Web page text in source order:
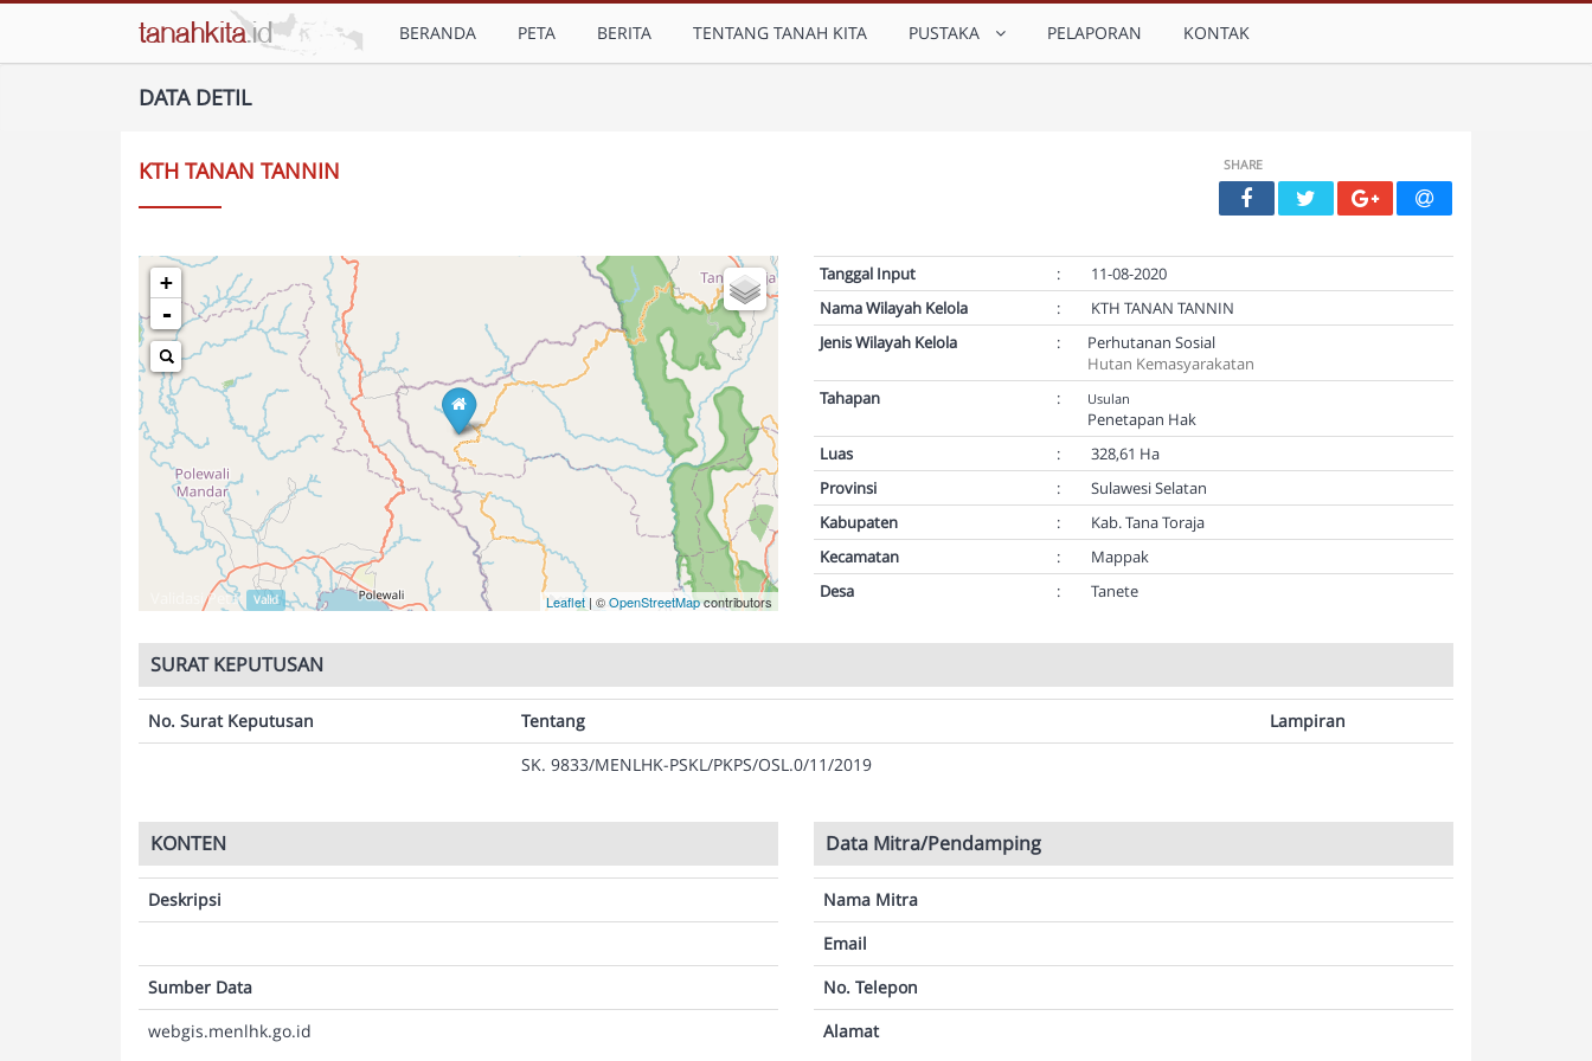
BERANDA PETA BERITA TENTANG TANAH KITA PUSTAKA PELAPORAN KONTAK
DATA DETIL
KTH TANAN TANNIN SHARE
+
-
Leaflet | ©OpenStreetMapcontributors
Validasi Peta: Valid
Tanggal Input :
11-08-2020
Nama Wilayah Kelola
:
KTH TANAN TANNIN
Jenis Wilayah Kelola
:
Perhutanan Sosial
Hutan Kemasyarakatan
Tahapan
: Usulan
Penetapan Hak
Luas
:
328,61 Ha
Provinsi
:
Sulawesi Selatan
Kabupaten
:
Kab. Tana Toraja
Kecamatan
:
Mappak
Desa
: Tanete
SURAT KEPUTUSAN
No. Surat Keputusan Tentang
Lampiran
SK. 9833/MENLHK-PSKL/PKPS/OSL.0/11/2019
KONTEN
Deskripsi
Sumber Data
webgis.menlhk.go.id
Data Mitra/Pendamping
Nama Mitra
Email
No. Telepon
Alamat